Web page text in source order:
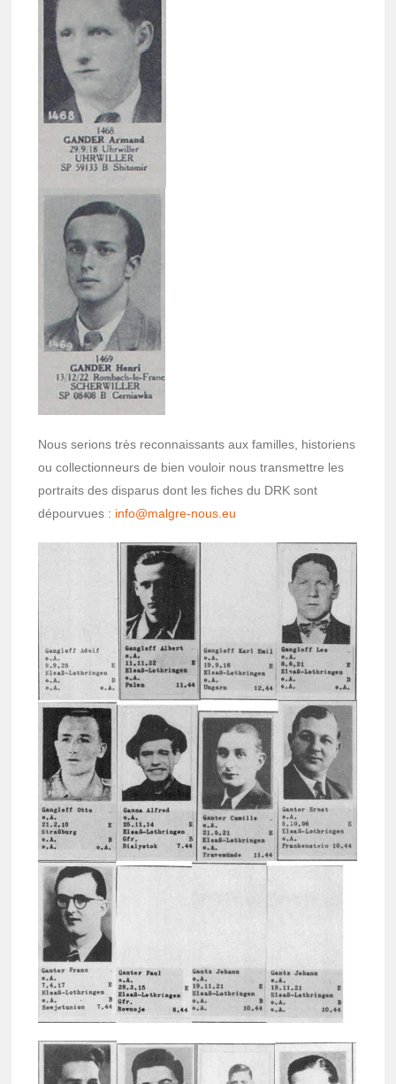
Nous serions très recon­nais­sants aux familles, histo­riens
ou collec­tion­neurs de bien vouloir nous trans­mettre les
portraits des dispa­rus dont les fiches du DRK sont
dépour­vues : info@­malgre-nous.eu